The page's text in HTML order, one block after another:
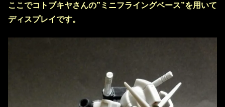
ここでコトブキヤさんの”ミニフライングベース”を用いて
ディスプレイです。